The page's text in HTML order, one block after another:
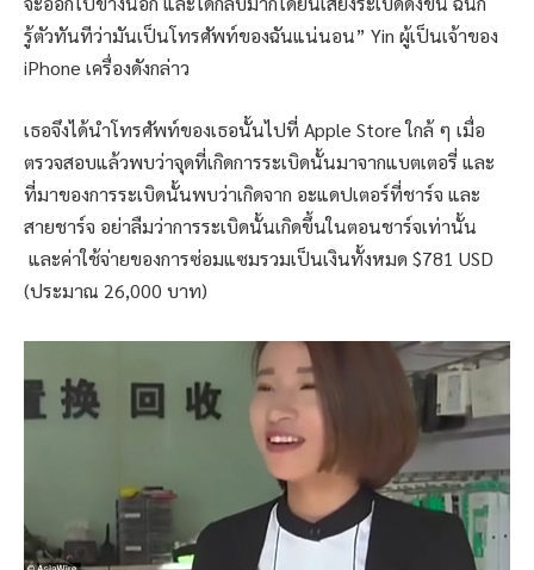
รู้ตัวทันทีว่ามันเป็นโทรศัพท์ของฉันแน่นอน” Yin ผู้เป็นเจ้าของ
iPhone เครื่องดังกล่าว
เธอจึงได้นำโทรศัพท์ของเธอนั้นไปที่ Apple Store ใกล้ ๆ เมื่อ
ตรวจสอบแล้วพบว่าจุดที่เกิดการระเบิดนั้นมาจากแบตเตอรี่ และ
ที่มาของการระเบิดนั้นพบว่าเกิดจาก อะแดปเตอร์ที่ชาร์จ และ
สายชาร์จ อย่าลืมว่าการระเบิดนั้นเกิดขึ้นในตอนชาร์จเท่านั้น
และค่าใช้จ่ายของการซ่อมแซมรวมเป็นเงินทั้งหมด $781 USD
(ประมาณ 26,000 บาท)